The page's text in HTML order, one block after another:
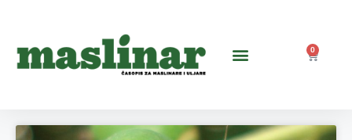
0